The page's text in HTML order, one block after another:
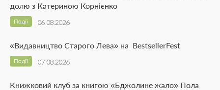
долю з Катериною Корнієнко
06.08.2026
Події
«Видавництво Старого Лева» на BestsellerFest
07.08.2026
Події
Книжковий клуб за книгою «Бджолине жало» Пола